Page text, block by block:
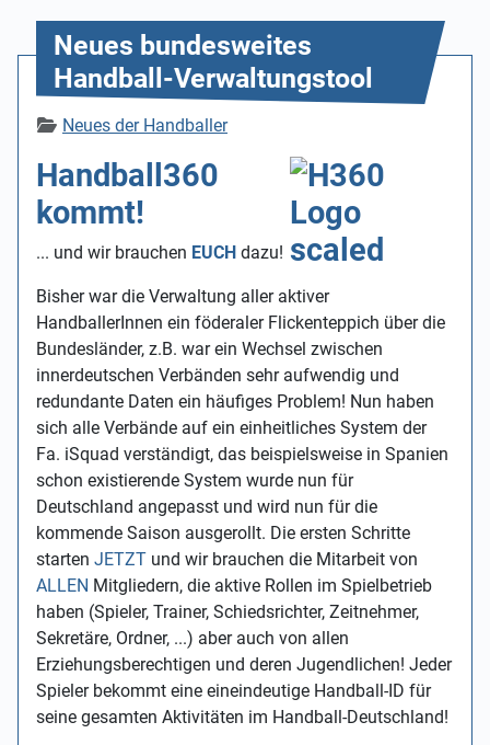
Neues bundesweites
Handball-Verwaltungstool
DetailsNeues der Handballer
Handball360
kommt!
... und wir brauchen EUCH dazu!
Bisher war die Verwaltung aller aktiver
HandballerInnen ein föderaler Flickenteppich über die
Bundesländer, z.B. war ein Wechsel zwischen
innerdeutschen Verbänden sehr aufwendig und
redundante Daten ein häufiges Problem! Nun haben
sich alle Verbände auf ein einheitliches System der
Fa. iSquad verständigt, das beispielsweise in Spanien
schon existierende System wurde nun für
Deutschland angepasst und wird nun für die
kommende Saison ausgerollt. Die ersten Schritte
starten JETZT und wir brauchen die Mitarbeit von
ALLEN Mitgliedern, die aktive Rollen im Spielbetrieb
haben (Spieler, Trainer, Schiedsrichter, Zeitnehmer,
Sekretäre, Ordner, ...) aber auch von allen
Erziehungsberechtigen und deren Jugendlichen! Jeder
Spieler bekommt eine eineindeutige Handball-ID für
seine gesamten Aktivitäten im Handball-Deutschland!